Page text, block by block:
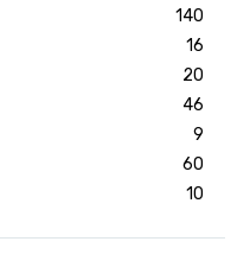
140
16
20
46
9
60
10